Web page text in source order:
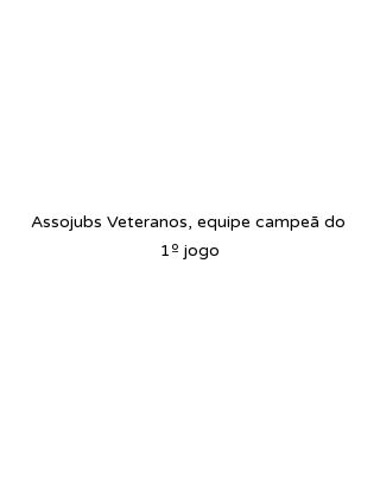
Assojubs Veteranos, equipe campeã do
1º jogo